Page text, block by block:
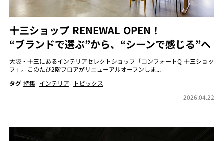
十三ショップ RENEWAL OPEN！
“ブランドで選ぶ”から、“シーンで感じる”へ
大阪・十三にあるインテリアセレクトショップ「コンフォートQ 十三ショッ
プ」。このたび2階フロアがリニューアルオープンしま...
タグ 特集 インテリア
トピックス
2026.04.22